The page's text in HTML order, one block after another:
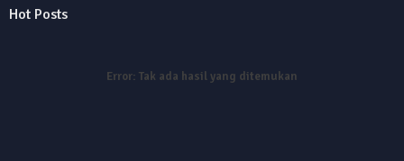
Hot Posts
Error: Tak ada hasil yang ditemukan